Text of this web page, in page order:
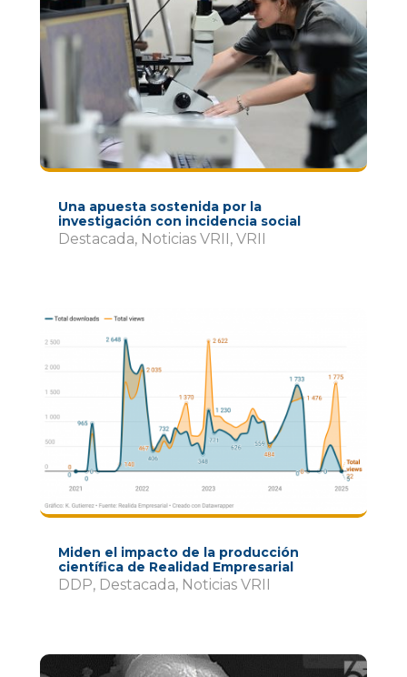
Una apuesta sostenida por la
investigación con incidencia social
Destacada, Noticias VRII, VRII
Miden el impacto de la producción
científica de Realidad Empresarial
DDP, Destacada, Noticias VRII